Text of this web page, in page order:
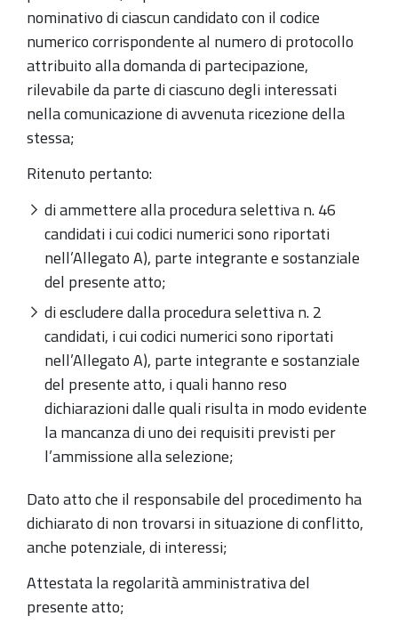
nominativo di ciascun candidato con il codice
numerico corrispondente al numero di protocollo
attribuito alla domanda di partecipazione,
rilevabile da parte di ciascuno degli interessati
nella comunicazione di avvenuta ricezione della
stessa;
Ritenuto pertanto:
di ammettere alla procedura selettiva n. 46
candidati i cui codici numerici sono riportati
nell’Allegato A), parte integrante e sostanziale
del presente atto;
di escludere dalla procedura selettiva n. 2
candidati, i cui codici numerici sono riportati
nell’Allegato A), parte integrante e sostanziale
del presente atto, i quali hanno reso
dichiarazioni dalle quali risulta in modo evidente
la mancanza di uno dei requisiti previsti per
l’ammissione alla selezione;
Dato atto che il responsabile del procedimento ha
dichiarato di non trovarsi in situazione di conflitto,
anche potenziale, di interessi;
Attestata la regolarità amministrativa del
presente atto;